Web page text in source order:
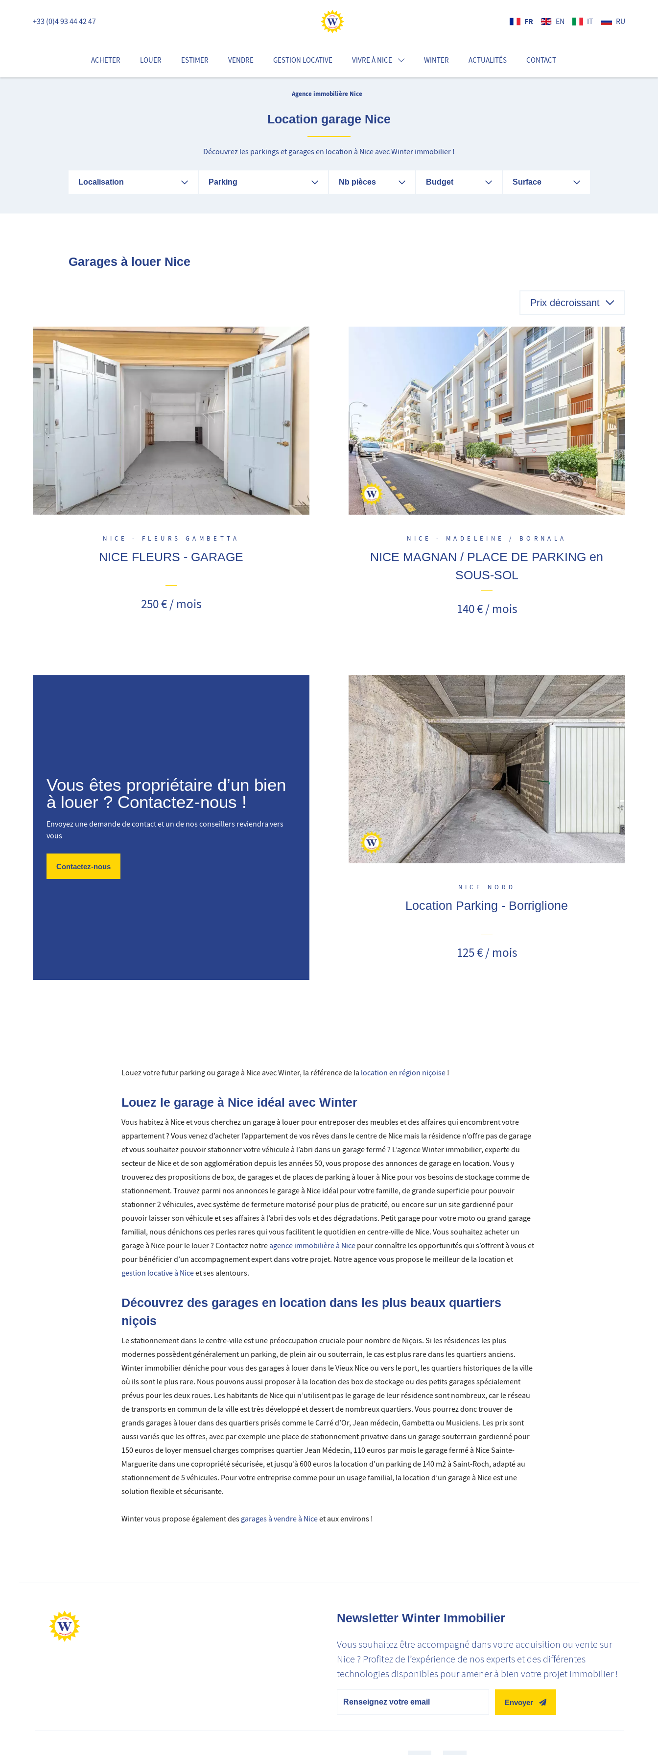
+33 (0)4 93 44 42 47 FR EN IT RU
ACHETER LOUER ESTIMER VENDRE GESTION LOCATIVE VIVRE À NICE WINTER ACTUALITÉS CONTACT
Agence immobilière Nice
Location garage Nice
Découvrez les parkings et garages en location à Nice avec Winter immobilier !
Localisation Parking Nb pièces Budget Surface
Garages à louer Nice
Prix décroissant
NICE - FLEURS GAMBETTA
NICE FLEURS - GARAGE
250 € / mois
NICE - MADELEINE / BORNALA
NICE MAGNAN / PLACE DE PARKING en
SOUS-SOL
140 € / mois
Vous êtes propriétaire d’un bien
à louer ? Contactez-nous !
Envoyez une demande de contact et un de nos conseillers reviendra vers
vous
Contactez-nous
NICE NORD
Location Parking - Borriglione
125 € / mois
Louez votre futur parking ou garage à Nice avec Winter, la référence de la location en région niçoise !
Louez le garage à Nice idéal avec Winter
Vous habitez à Nice et vous cherchez un garage à louer pour entreposer des meubles et des affaires qui encombrent votre
appartement ? Vous venez d’acheter l’appartement de vos rêves dans le centre de Nice mais la résidence n’offre pas de garage
et vous souhaitez pouvoir stationner votre véhicule à l’abri dans un garage fermé ? L’agence Winter immobilier, experte du
secteur de Nice et de son agglomération depuis les années 50, vous propose des annonces de garage en location. Vous y
trouverez des propositions de box, de garages et de places de parking à louer à Nice pour vos besoins de stockage comme de
stationnement. Trouvez parmi nos annonces le garage à Nice idéal pour votre famille, de grande superficie pour pouvoir
stationner 2 véhicules, avec système de fermeture motorisé pour plus de praticité, ou encore sur un site gardienné pour
pouvoir laisser son véhicule et ses affaires à l’abri des vols et des dégradations. Petit garage pour votre moto ou grand garage
familial, nous dénichons ces perles rares qui vous facilitent le quotidien en centre-ville de Nice. Vous souhaitez acheter un
garage à Nice pour le louer ? Contactez notreagence immobilière à Nice pour connaître les opportunités qui s’offrent à vous et
pour bénéficier d’un accompagnement expert dans votre projet. Notre agence vous propose le meilleur de la location et
gestion locative à Niceet ses alentours.
Découvrez des garages en location dans les plus beaux quartiers
niçois
Le stationnement dans le centre-ville est une préoccupation cruciale pour nombre de Niçois. Si les résidences les plus
modernes possèdent généralement un parking, de plein air ou souterrain, le cas est plus rare dans les quartiers anciens.
Winter immobilier déniche pour vous des garages à louer dans le Vieux Nice ou vers le port, les quartiers historiques de la ville
où ils sont le plus rare. Nous pouvons aussi proposer à la location des box de stockage ou des petits garages spécialement
prévus pour les deux roues. Les habitants de Nice qui n’utilisent pas le garage de leur résidence sont nombreux, car le réseau
de transports en commun de la ville est très développé et dessert de nombreux quartiers. Vous pourrez donc trouver de
grands garages à louer dans des quartiers prisés comme le Carré d’Or, Jean médecin, Gambetta ou Musiciens. Les prix sont
aussi variés que les offres, avec par exemple une place de stationnement privative dans un garage souterrain gardienné pour
150 euros de loyer mensuel charges comprises quartier Jean Médecin, 110 euros par mois le garage fermé à Nice Sainte-
Marguerite dans une copropriété sécurisée, et jusqu’à 600 euros la location d’un parking de 140 m2 à Saint-Roch, adapté au
stationnement de 5 véhicules. Pour votre entreprise comme pour un usage familial, la location d’un garage à Nice est une
solution flexible et sécurisante.
Winter vous propose également des garages à vendre à Niceet aux environs !
Newsletter Winter Immobilier
Vous souhaitez être accompagné dans votre acquisition ou vente sur
Nice ? Profitez de l’expérience de nos experts et des différentes
technologies disponibles pour amener à bien votre projet immobilier !
Envoyer